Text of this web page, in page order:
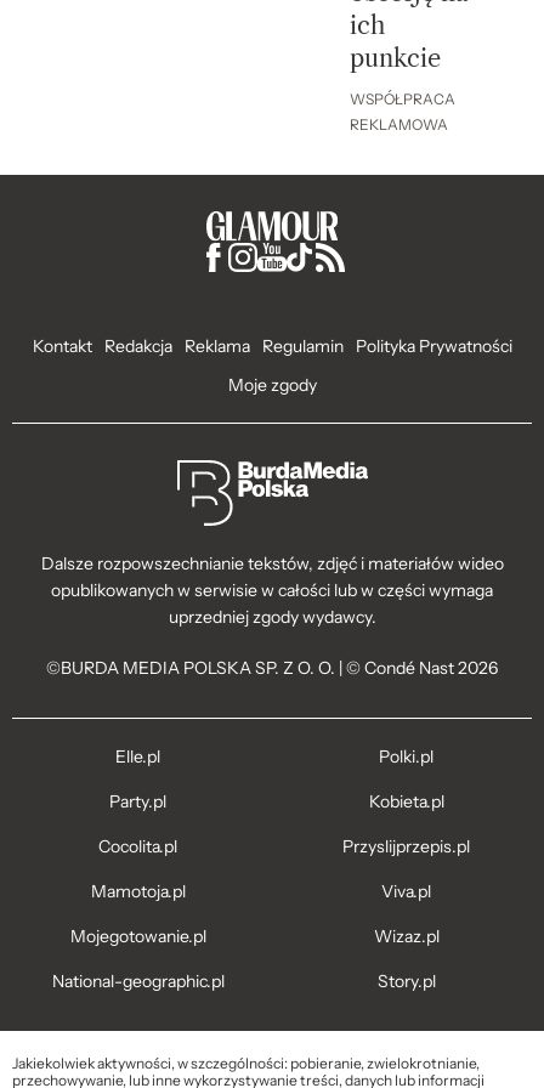
ich
punkcie
WSPÓŁPRACA
REKLAMOWA
Kontakt Redakcja Reklama Regulamin
Polityka Prywatności
Moje zgody
Dalsze rozpowszechnianie tekstów, zdjęć i materiałów wideo
opublikowanych w serwisie w całości lub w części wymaga
uprzedniej zgody wydawcy.
©BURDA MEDIA POLSKA SP. Z O. O. | © Condé Nast 2026
Elle.pl
Party.pl
Cocolita.pl
Mamotoja.pl
Mojegotowanie.pl
National-geographic.pl
Polki.pl
Kobieta.pl
Przyslijprzepis.pl
Viva.pl
Wizaz.pl
Story.pl
Jakiekolwiek aktywności, w szczególności: pobieranie, zwielokrotnianie,
przechowywanie, lub inne wykorzystywanie treści, danych lub informacji